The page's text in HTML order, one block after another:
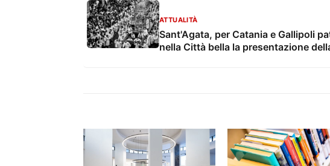
ATTUALITÀ
Sant'Agata, per Catania e Gallipoli
nella Città bella la presentazione